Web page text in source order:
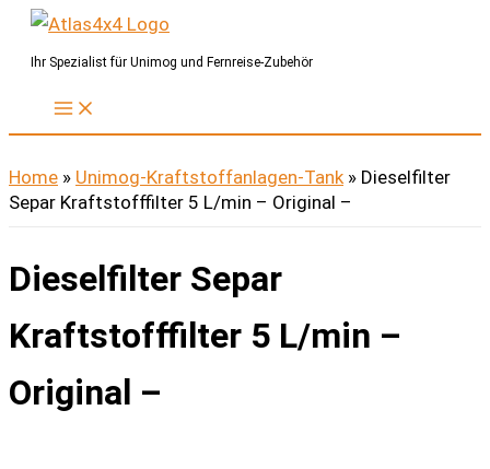
Zum
InhaltIhr Spezialist für Unimog und Fernreise-Zubehör
Home » Unimog-Kraftstoffanlagen-Tank» Dieselfilter
Separ Kraftstofffilter 5 L/min – Original –
Dieselfilter Separ
Kraftstofffilter 5 L/min –
Original –